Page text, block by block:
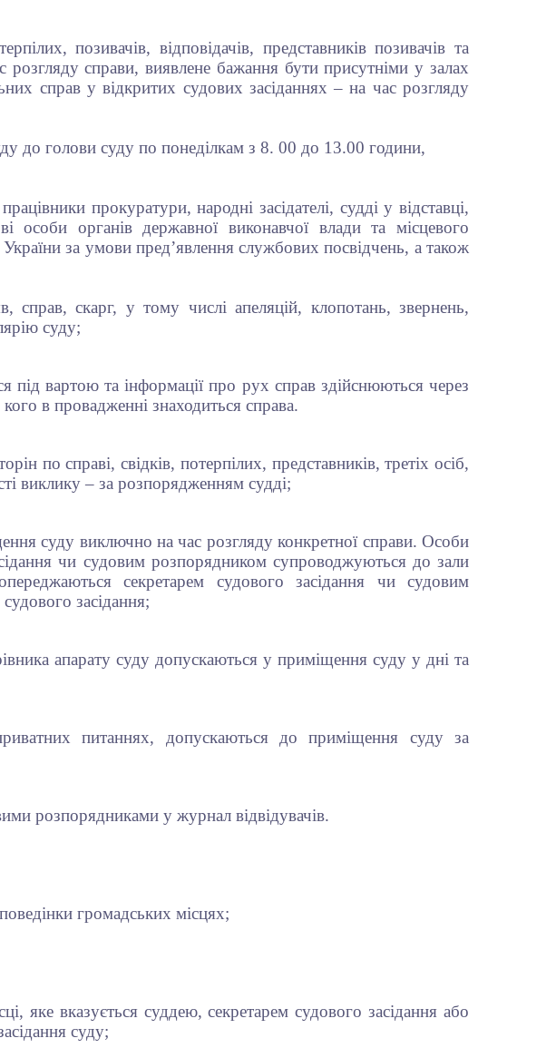
позивачів, відповідачів, представників позивачів та
розгляду справи, виявлене бажання бути присутніми у залах
справ у відкритих судових засіданнях – на час розгляду
до голови суду по понеділкам з 8. 00 до 13.00 години,
прокуратури, народні засідателі, судді у відставці,
органів державної виконавчої влади та місцевого
за умови пред’явлення службових посвідчень, а також
справ, скарг, у тому числі апеляцій, клопотань, звернень,
суду;
вартою та інформації про рух справ здійснюються через
в провадженні знаходиться справа.
по справі, свідків, потерпілих, представників, третіх осіб,
виклику – за розпорядженням судді;
суду виключно на час розгляду конкретної справи. Особи
чи судовим розпорядником супроводжуються до зали
секретарем судового засідання чи судовим
засідання;
апарату суду допускаються у приміщення суду у дні та
питаннях, допускаються до приміщення суду за
розпорядниками у журнал відвідувачів.
громадських місцях;
яке вказується суддею, секретарем судового засідання або
суду;